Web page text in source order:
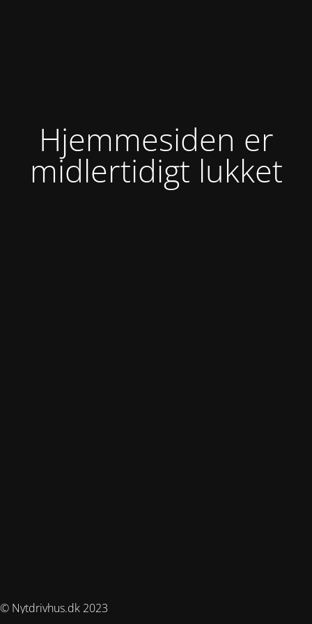
Hjemmesiden er
midlertidigt lukket
© Nytdrivhus.dk 2023